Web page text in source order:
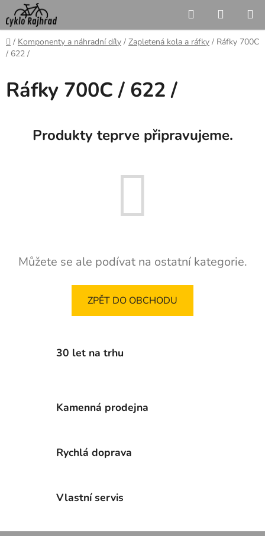
Přejít
na
obsah
Hledat
KOŠÍK
Domů
/ Komponenty a náhradní díly / Zapletená kola a ráfky / Ráfky 700C
/ 622 /
Ráfky 700C / 622 /
Produkty teprve připravujeme.
Můžete se ale podívat na ostatní kategorie.
ZPĚT DO OBCHODU
30 let na trhu
Kamenná prodejna
Rychlá doprava
Vlastní servis